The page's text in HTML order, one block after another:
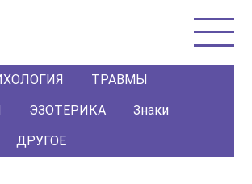
ТРАВМЫ
ЭЗОТЕРИКА
Знаки
ДРУГОЕ